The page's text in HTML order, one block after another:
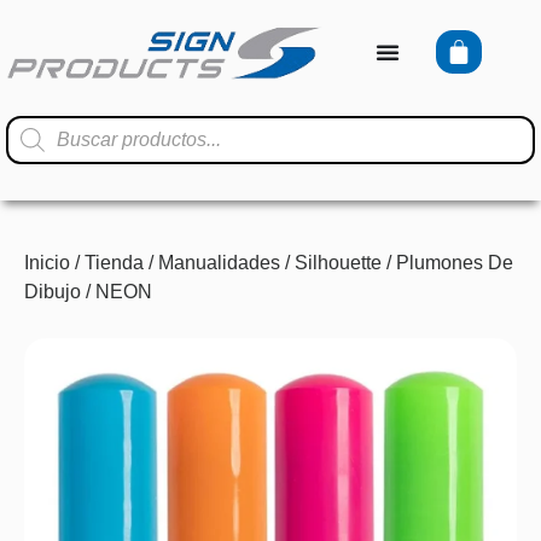
Inicio /Tienda / Manualidades / Silhouette / Plumones De
Dibujo / NEON